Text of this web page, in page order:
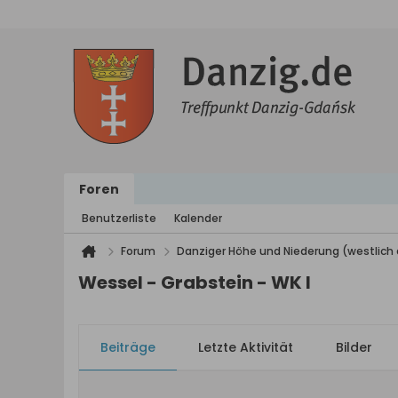
Foren
Benutzerliste Kalender
Forum Danziger Höhe und Niederung (westlich
Wessel - Grabstein - WK I
Beiträge Letzte Aktivität Bilder